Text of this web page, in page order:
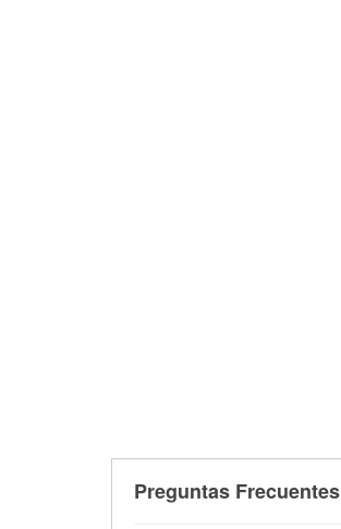
Preguntas Frecuentes